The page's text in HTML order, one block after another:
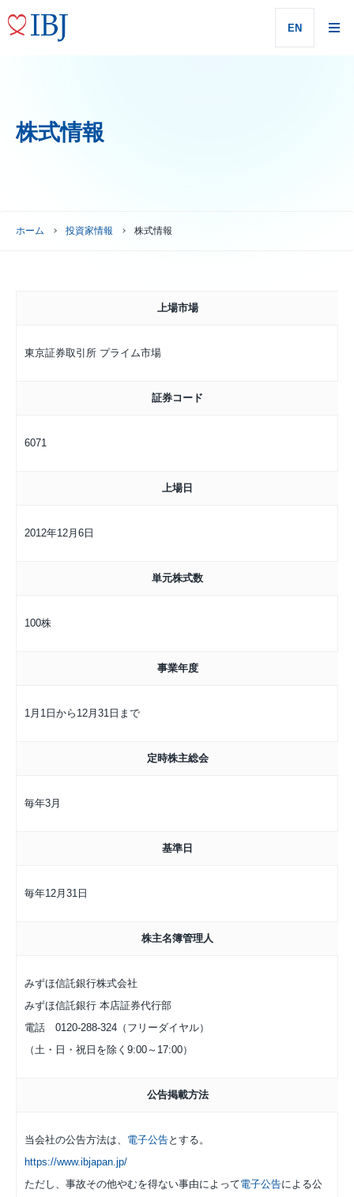
EN
株式情報
ホーム 投資家情報 株式情報
上場市場
東京証券取引所 プライム市場
証券コード
6071
上場日
2012年12月6日
単元株式数
100株
事業年度
1月1日から12月31日まで
定時株主総会
毎年3月
基準日
毎年12月31日
株主名簿管理人
みずほ信託銀行株式会社
みずほ信託銀行 本店証券代行部
電話 0120-288-324（フリーダイヤル）
（土・日・祝日を除く9:00～17:00）
公告掲載方法
当会社の公告方法は、 電子公告とする。
https://www.ibjapan.jp/
ただし、事故その他やむを得ない事由によって電子公告による公